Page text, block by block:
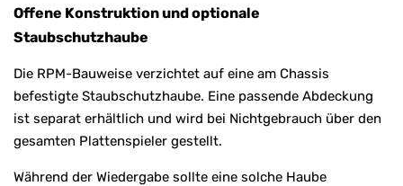
Offene Konstruktion und optionale
Staubschutzhaube
Die RPM-Bauweise verzichtet auf eine am Chassis
befestigte Staubschutzhaube. Eine passende Abdeckung
ist separat erhältlich und wird bei Nichtgebrauch über den
gesamten Plattenspieler gestellt.
Während der Wiedergabe sollte eine solche Haube